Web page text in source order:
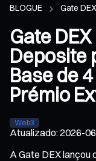
BLOGUE Gate
Gate
Deposite
Base de
Prémio
Web3
Atualizado:2026-
A Gate DEX lançou